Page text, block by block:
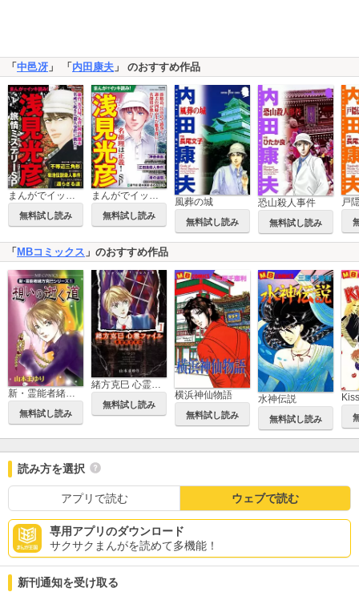
「中邑冴 」 「内田康夫 」 のおすすめ作品
まんがでイッキ読み！ 浅見光彦旅情ミステリーSP
無料試し読み
まんがでイッキ読み！ 浅見光彦 名推理は正義！ SP
無料試し読み
風葬の城
無料試し読み
恐山殺人事件
無料試し読み
「 MBコミックス 」のおすすめ作品
新・霊能者緒方克巳シリーズ
無料試し読み
緒方克巳 心霊ファイル
無料試し読み
横浜神仙物語
無料試し読み
水神伝説
無料試し読み
読み方を選択
アプリで読む ウェブで読む
専用アプリのダウンロード
サクサクまんがを読めて多機能！
新刊通知を受け取る